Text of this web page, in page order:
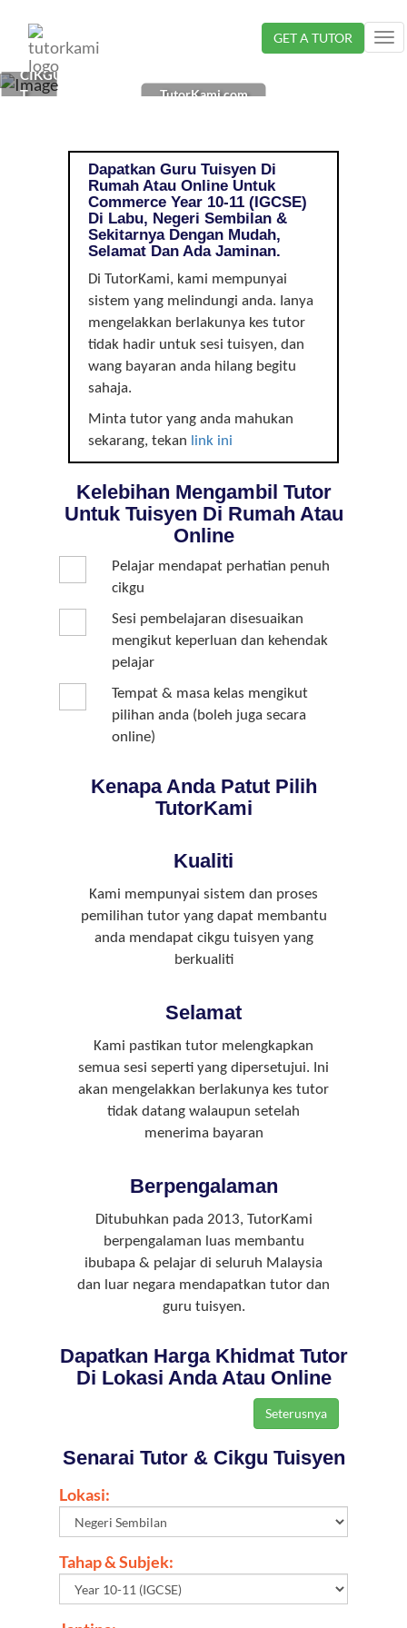
GET A TUTOR
CIKGU
TUISYEN
TutorKami.com
Dapatkan Guru Tuisyen Di
Rumah Atau Online Untuk
Commerce Year 10-11 (IGCSE)
Di Labu, Negeri Sembilan &
Sekitarnya Dengan Mudah,
Selamat Dan Ada Jaminan.
Di TutorKami, kami mempunyai
sistem yang melindungi anda. Ianya
mengelakkan berlakunya kes tutor
tidak hadir untuk sesi tuisyen, dan
wang bayaran anda hilang begitu
sahaja.
Minta tutor yang anda mahukan
sekarang, tekan link ini
Kelebihan Mengambil Tutor
Untuk Tuisyen Di Rumah Atau
Online
Pelajar mendapat perhatian penuh
cikgu
Sesi pembelajaran disesuaikan
mengikut keperluan dan kehendak
pelajar
Tempat & masa kelas mengikut
pilihan anda (boleh juga secara
online)
Kenapa Anda Patut Pilih
TutorKami
Kualiti
Kami mempunyai sistem dan proses
pemilihan tutor yang dapat membantu
anda mendapat cikgu tuisyen yang
berkualiti
Selamat
Kami pastikan tutor melengkapkan
semua sesi seperti yang dipersetujui. Ini
akan mengelakkan berlakunya kes tutor
tidak datang walaupun setelah
menerima bayaran
Berpengalaman
Ditubuhkan pada 2013, TutorKami
berpengalaman luas membantu
ibubapa & pelajar di seluruh Malaysia
dan luar negara mendapatkan tutor dan
guru tuisyen.
Dapatkan Harga Khidmat Tutor
Di Lokasi Anda Atau Online
Senarai Tutor & Cikgu Tuisyen
Lokasi:
Tahap & Subjek: